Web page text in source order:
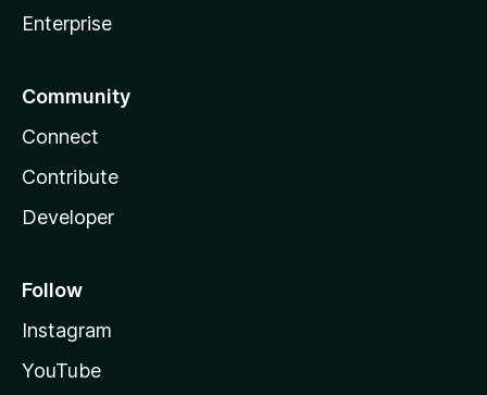
Enterprise
Community
Connect
Contribute
Developer
Follow
Instagram
YouTube